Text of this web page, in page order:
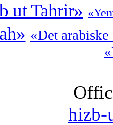
ut Tahrir»
«Det
hizb-